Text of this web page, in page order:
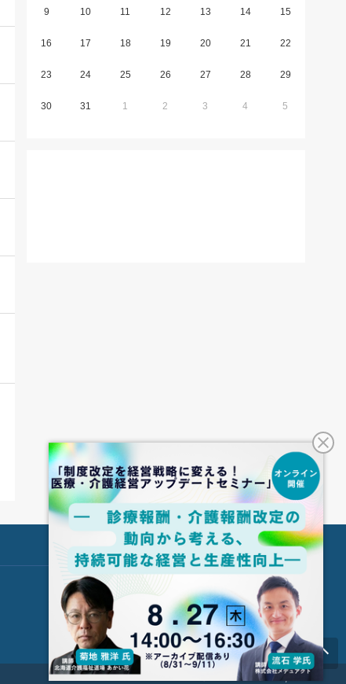
9 10 11 12 13 14 15
16 17 18 19 20 21 22
23 24 25 26 27 28 29
30 31 1 2 3 4 5
© ＣＢ Healthcare Co., Ltd.